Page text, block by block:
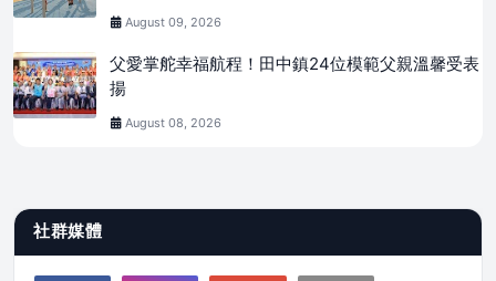
August 09, 2026
父愛掌舵幸福航程！田中鎮24位模範父親溫馨受表
揚
August 08, 2026
社群媒體